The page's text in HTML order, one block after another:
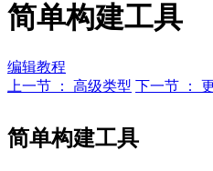
简单构建工具
编辑教程
上一节 ： 高级类型 下一节 ：
简单构建工具